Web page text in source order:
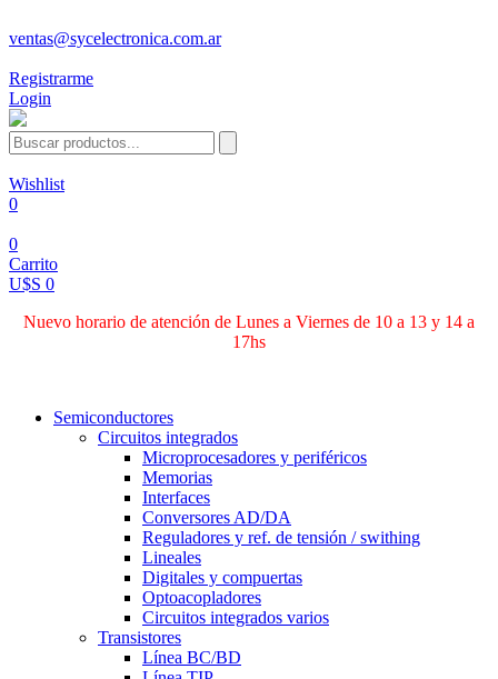
ventas@sycelectronica.com.ar
Registrarme
Login
Wishlist
0
0
Carrito
U$S 0
Nuevo horario de atención de Lunes a Viernes de 10 a 13 y 14 a
17hs
Semiconductores
Circuitos integrados
Microprocesadores y periféricos
Memorias
Interfaces
Conversores AD/DA
Reguladores y ref. de tensión / swithing
Lineales
Digitales y compuertas
Optoacopladores
Circuitos integrados varios
Transistores
Línea BC/BD